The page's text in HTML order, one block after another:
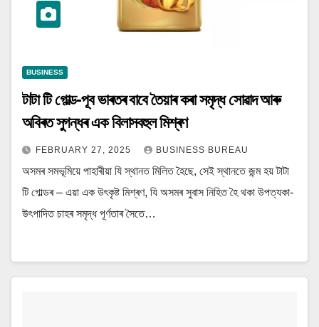
BUSINESS
টাটা টি গোল্ড-পূব ভাৰতৰ বাবে তৈয়াৰ কৰা সমৃদ্ধ সোৱাদ আৰু
অবিৰত সুগন্ধৰ এক বিলাসবহুল মিশ্ৰণ
FEBRUARY 27, 2025 BUSINESS BUREAU
অসমৰ সমভূমিয়ে পাহাৰীয়া যি স্থানত মিলিত হৈছে, সেই স্থানতে জন্ম হয় টাটা
টি গোল্ডৰ – এয়া এক উৎকৃষ্ট মিশ্ৰণ, যি অসমৰ সুবাস নিহিত হৈ থকা উপত্যকা-
উৎপাদিত চাহৰ সমৃদ্ধ পূৰ্ণতাৰ সৈতে…